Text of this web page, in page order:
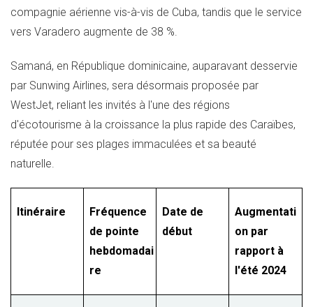
compagnie aérienne vis-à-vis de Cuba, tandis que le service
vers Varadero augmente de 38 %.
Samaná, en République dominicaine, auparavant desservie
par Sunwing Airlines, sera désormais proposée par
WestJet, reliant les invités à l'une des régions
d'écotourisme à la croissance la plus rapide des Caraïbes,
réputée pour ses plages immaculées et sa beauté
naturelle.
Itinéraire
Fréquence
de pointe
hebdomadai
re
Date de
début
Augmentati
on par
rapport à
l'été 2024